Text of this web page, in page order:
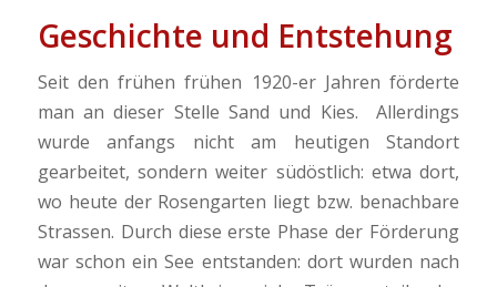
Geschichte und Entstehung
Seit den frühen frühen 1920-er Jahren förderte
man an dieser Stelle Sand und Kies. Allerdings
wurde anfangs nicht am heutigen Standort
gearbeitet, sondern weiter südöstlich: etwa dort,
wo heute der Rosengarten liegt bzw. benachbare
Strassen. Durch diese erste Phase der Förderung
war schon ein See entstanden: dort wurden nach